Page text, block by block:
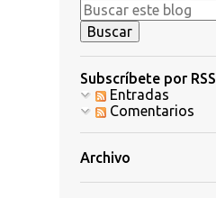
Subscríbete por RSS
Entradas
Comentarios
Archivo